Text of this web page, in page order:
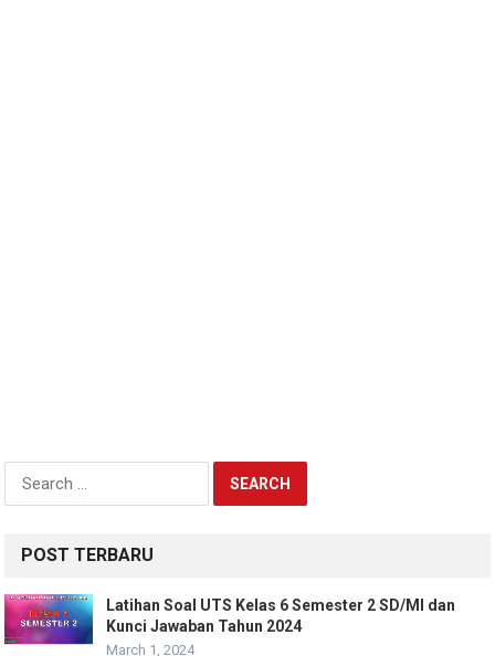
Search
for:
POST TERBARU
Latihan Soal UTS Kelas 6 Semester 2 SD/MI dan
Kunci Jawaban Tahun 2024
March 1, 2024